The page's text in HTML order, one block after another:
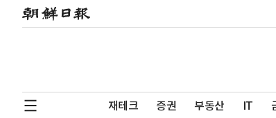
재테크 증권 부동산 IT